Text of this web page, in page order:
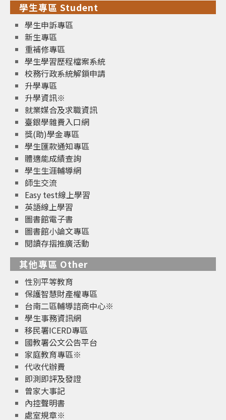
學生專區 Student
學生申訴專區
新生專區
重補修專區
學生學習歷程檔案系統
校務行政系統解鎖申請
升學專區
升學資訊※
就業媒合及求職資訊
臺銀學雜費入口網
獎(助)學金專區
學生匯款通知專區
體適能成績查詢
學生生涯輔導網
師生交流
Easy test線上學習
英語線上學習
圖書館電子書
圖書館小論文專區
閱讀存摺推廣活動
其他專區 Other
性別平等教育
保護智慧財產權專區
台南二區輔導諮商中心※
學生事務資訊網
移民署ICERD專區
國教署公文公告平台
家庭教育專區※
代收代辦費
即測即評及發證
曾家大事記
內控聲明書
處室規章※